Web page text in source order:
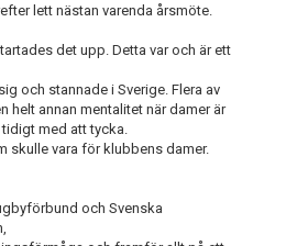
lett nästan varenda årsmöte.
det upp. Detta var och är ett
och stannade i Sverige. Flera av
helt annan mentalitet när damer är
med att tycka.
skulle vara för klubbens damer.
och Svenska